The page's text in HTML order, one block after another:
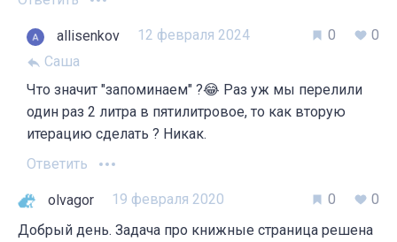
allisenkov
12 февраля 2024
Саша
0 0
Что значит "запоминаем" ?😂 Раз уж мы перелили
один раз 2 литра в пятилитровое, то как вторую
итерацию сделать ? Никак.
Ответить
olvagor 19 февраля 2020 0
0
Добрый день. Задача про книжные страница решена